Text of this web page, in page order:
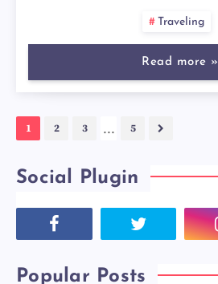
Traveling
Read more »
1 2 3 ... 5
Social Plugin
Popular Posts